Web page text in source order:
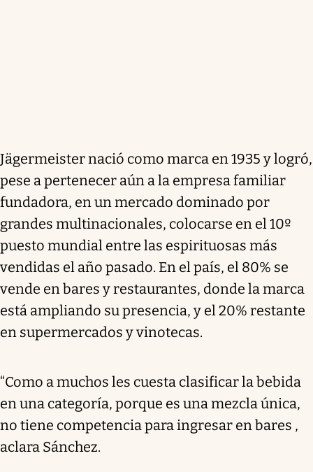
Jägermeister nació como marca en 1935 y logró,
pese a pertenecer aún a la empresa familiar
fundadora, en un mercado dominado por
grandes multinacionales, colocarse en el 10º
puesto mundial entre las espirituosas más
vendidas el año pasado. En el país, el 80% se
vende en bares y restaurantes, donde la marca
está ampliando su presencia, y el 20% restante
en supermercados y vinotecas.
“Como a muchos les cuesta clasificar la bebida
en una categoría, porque es una mezcla única,
no tiene competencia para ingresar en bares ,
aclara Sánchez.